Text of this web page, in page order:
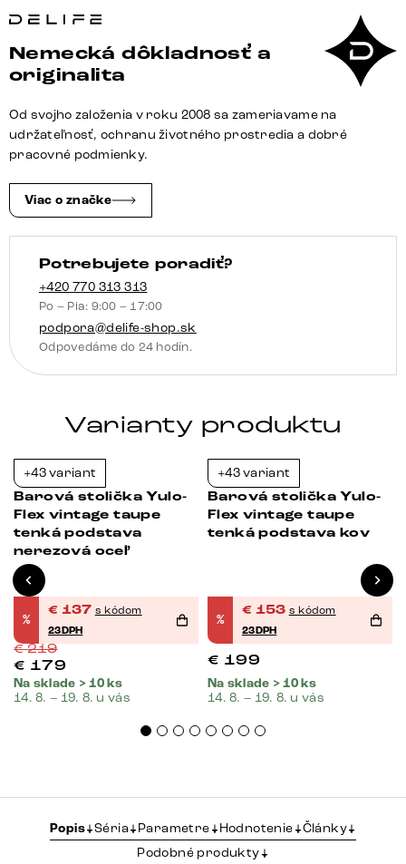
stolička
Flex
vintage
taupe
jedálenská
stolička
nerezová
oceľ
Nemecká dôkladnosť a
originalita
Od svojho založenia v roku 2008 sa zameriavame na
udržateľnosť, ochranu životného prostredia a dobré
pracovné podmienky.
Viac o značke
Potrebujete poradiť?
+420 770 313 313
Po – Pia: 9:00 – 17:00
podpora@delife-shop.sk
Odpovedáme do 24 hodín.
Varianty produktu
+43 variant
Barová stolička Yulo-
Flex vintage taupe
tenká podstava
nerezová oceľ
%
€ 137 s kódom
23DPH
€219
€ 179
Na sklade > 10 ks
14. 8. – 19. 8. u vás
+43 variant
Barová stolička Yulo-
Flex vintage taupe
tenká podstava kov
%
€ 153 s kódom
23DPH
€ 199
Na sklade > 10 ks
14. 8. – 19. 8. u vás
Popis Séria Parametre Hodnotenie
Články
Podobné produkty